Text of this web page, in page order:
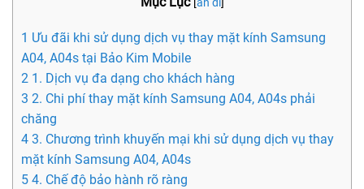
[ẩn đi]
1 Ưu đãi khi sử dụng dịch vụ thay mặt kính Samsung
A04, A04s tại Bảo Kim Mobile
2 1. Dịch vụ đa dạng cho khách hàng
3 2. Chi phí thay mặt kính Samsung A04, A04s phải
chăng
4 3. Chương trình khuyến mại khi sử dụng dịch vụ thay
mặt kính Samsung A04, A04s
5 4. Chế độ bảo hành rõ ràng